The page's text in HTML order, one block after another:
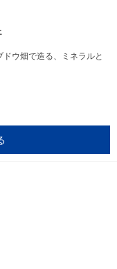
ウ畑で造る、ミネラルと